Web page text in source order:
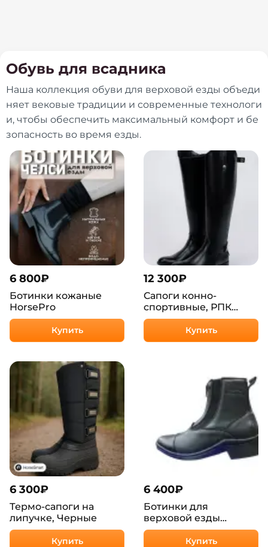
Обувь для всадника
Наша коллекция обуви для верховой езды объеди
няет вековые традиции и современные технологи
и, чтобы обеспечить максимальный комфорт и бе
зопасность во время езды.
6 800₽
Ботинки кожаные
HorsePro
Купить
12 300₽
Сапоги конно-
спортивные, РПК
Краснодар
Купить
6 300₽
Термо-сапоги на
липучке, Черные
Купить
6 400₽
Ботинки для
верховой езды
"Tasmanya” летние,
натуральная кожа
Купить